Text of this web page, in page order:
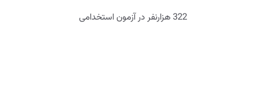
322 هزارنفر در آزمون استخدامی